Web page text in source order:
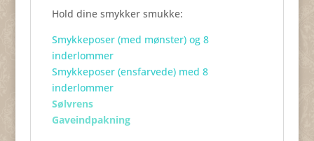
Hold dine smykker smukke:
Smykkeposer (med mønster) og 8
inderlommer
Smykkeposer (ensfarvede) med 8
inderlommer
Sølvrens
Gaveindpakning